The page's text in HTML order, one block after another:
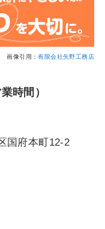
画像引用：有限会社矢野工務店
時間）
国府本町12-2